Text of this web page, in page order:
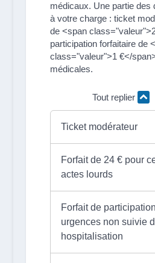
médicaux. Une partie des
à votre charge : ticket
de <span
participation forfaitaire de
class="valeur">1 €</
médicales.
Tout replier
Ticket modérateur
Forfait de 24 € pour
actes lourds
Forfait de
urgences non suivie
hospitalisation